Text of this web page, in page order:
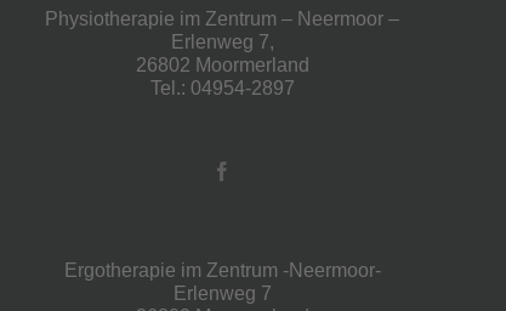
Physiotherapie im Zentrum – Neermoor –
Erlenweg 7,
26802 Moormerland
Tel.: 04954-2897
Ergotherapie im Zentrum -Neermoor-
Erlenweg 7